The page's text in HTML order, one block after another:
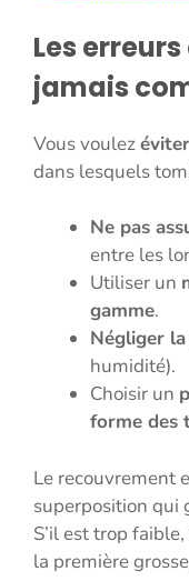
Les
jamais
Vous voulez
dans lesquels
Ne pas
entre les
Utiliser un
gamme.
Négliger
humidité).
Choisir un
forme des
Le recouvrement
superposition qui
S’il est trop faible,
la première